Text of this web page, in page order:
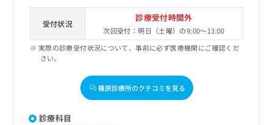
受付状況
診療受付時間外
次回受付：明日（土曜）の9:00～13:00
実際の診療受付状況について、事前に必ず医療機関にご確認くだ
さい。
篠原診療所のクチコミを見る
診療科目